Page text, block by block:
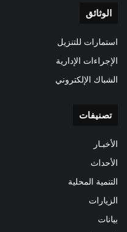
الوثائق
استمارات للتنزيل
الإجراءات الإدارية
الشباك الإلكتروني
تصنيفات
الأخبـار
الأحداث
التنمية المحلية
الزيارات
بيانات